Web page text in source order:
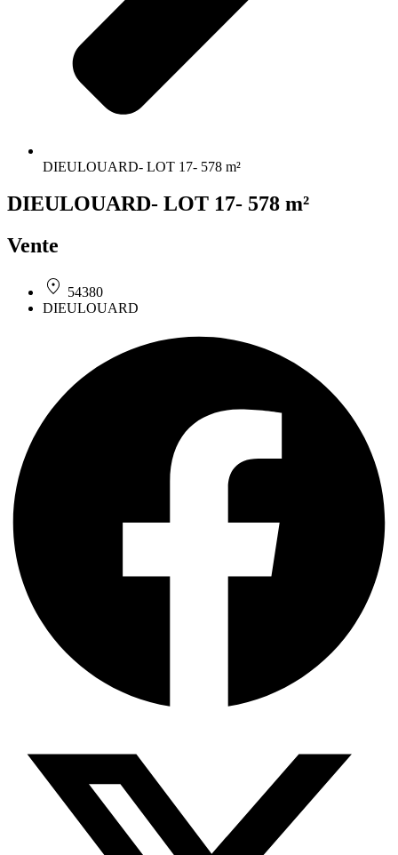
DIEULOUARD- LOT 17- 578 m²
DIEULOUARD- LOT 17- 578 m²
Vente
54380
DIEULOUARD